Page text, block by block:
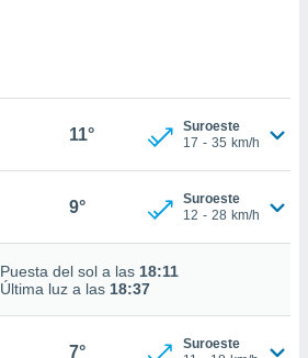
11°
Suroeste
17 - 35 km/h
9°
Suroeste
12 - 28 km/h
Puesta del sol a las 18:11
Última luz a las 18:37
7°
Suroeste